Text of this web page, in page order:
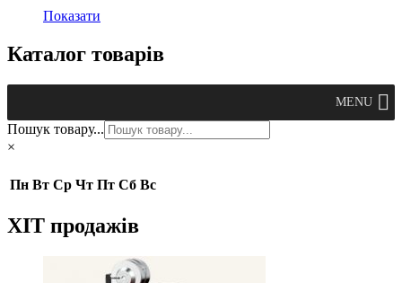
Показати
Каталог товарів
MENU
Пошук товару...
×
Пн Вт Ср Чт Пт Сб Вс
ХІТ продажів